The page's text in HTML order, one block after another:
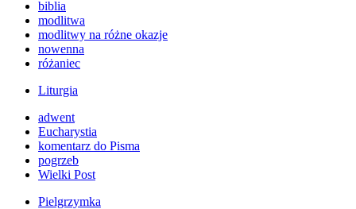
biblia
modlitwa
modlitwy na różne okazje
nowenna
różaniec
Liturgia
adwent
Eucharystia
komentarz do Pisma
pogrzeb
Wielki Post
Pielgrzymka